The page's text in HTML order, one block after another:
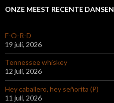
ONZE MEEST RECENTE DANSEN
F-O-R-D
19 juli, 2026
Tennessee whiskey
12 juli, 2026
Hey caballero, hey señorita (P)
11 juli, 2026